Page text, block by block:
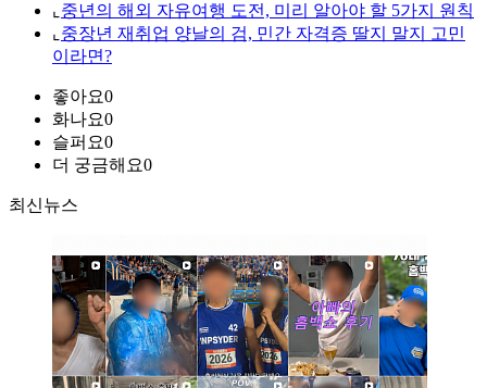
⌞ 중년의 해외 자유여행 도전, 미리 알아야 할 5가지 원칙
⌞ 중장년 재취업 양날의 검, 민간 자격증 딸지 말지 고민
이라면?
좋아요0
화나요0
슬퍼요0
더 궁금해요0
최신뉴스